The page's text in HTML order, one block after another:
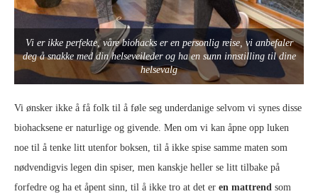
Vi er ikke perfekte, våre biohacks er en personlig reise, vi anbefaler
deg å snakke med din helseveileder og ha en sunn innstilling til dine
helsevalg
Vi ønsker ikke å få folk til å føle seg underdanige selvom vi synes disse
biohacksene er naturlige og givende. Men om vi kan åpne opp luken
noe til å tenke litt utenfor boksen, til å ikke spise samme maten som
nødvendigvis legen din spiser, men kanskje heller se litt tilbake på
forfedre og ha et åpent sinn, til å ikke tro at det er en mattrend som